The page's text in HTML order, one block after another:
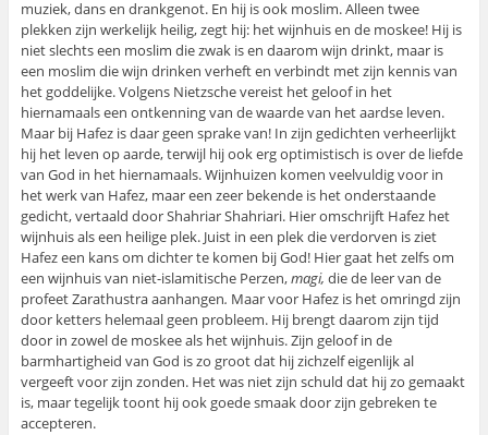
muziek, dans en drankgenot. En hij is ook moslim. Alleen twee
plekken zijn werkelijk heilig, zegt hij: het wijnhuis en de moskee! Hij is
niet slechts een moslim die zwak is en daarom wijn drinkt, maar is
een moslim die wijn drinken verheft en verbindt met zijn kennis van
het goddelijke. Volgens Nietzsche vereist het geloof in het
hiernamaals een ontkenning van de waarde van het aardse leven.
Maar bij Hafez is daar geen sprake van! In zijn gedichten verheerlijkt
hij het leven op aarde, terwijl hij ook erg optimistisch is over de liefde
van God in het hiernamaals. Wijnhuizen komen veelvuldig voor in
het werk van Hafez, maar een zeer bekende is het onderstaande
gedicht, vertaald door Shahriar Shahriari. Hier omschrijft Hafez het
wijnhuis als een heilige plek. Juist in een plek die verdorven is ziet
Hafez een kans om dichter te komen bij God! Hier gaat het zelfs om
een wijnhuis van niet-islamitische Perzen,magi, die de leer van de
profeet Zarathustra aanhangen. Maar voor Hafez is het omringd zijn
door ketters helemaal geen probleem. Hij brengt daarom zijn tijd
door in zowel de moskee als het wijnhuis. Zijn geloof in de
barmhartigheid van God is zo groot dat hij zichzelf eigenlijk al
vergeeft voor zijn zonden. Het was niet zijn schuld dat hij zo gemaakt
is, maar tegelijk toont hij ook goede smaak door zijn gebreken te
accepteren.